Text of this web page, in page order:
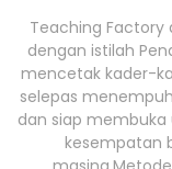
Teaching Factory
dengan istilah
mencetak kader-
selepas
dan siap
kesempatan